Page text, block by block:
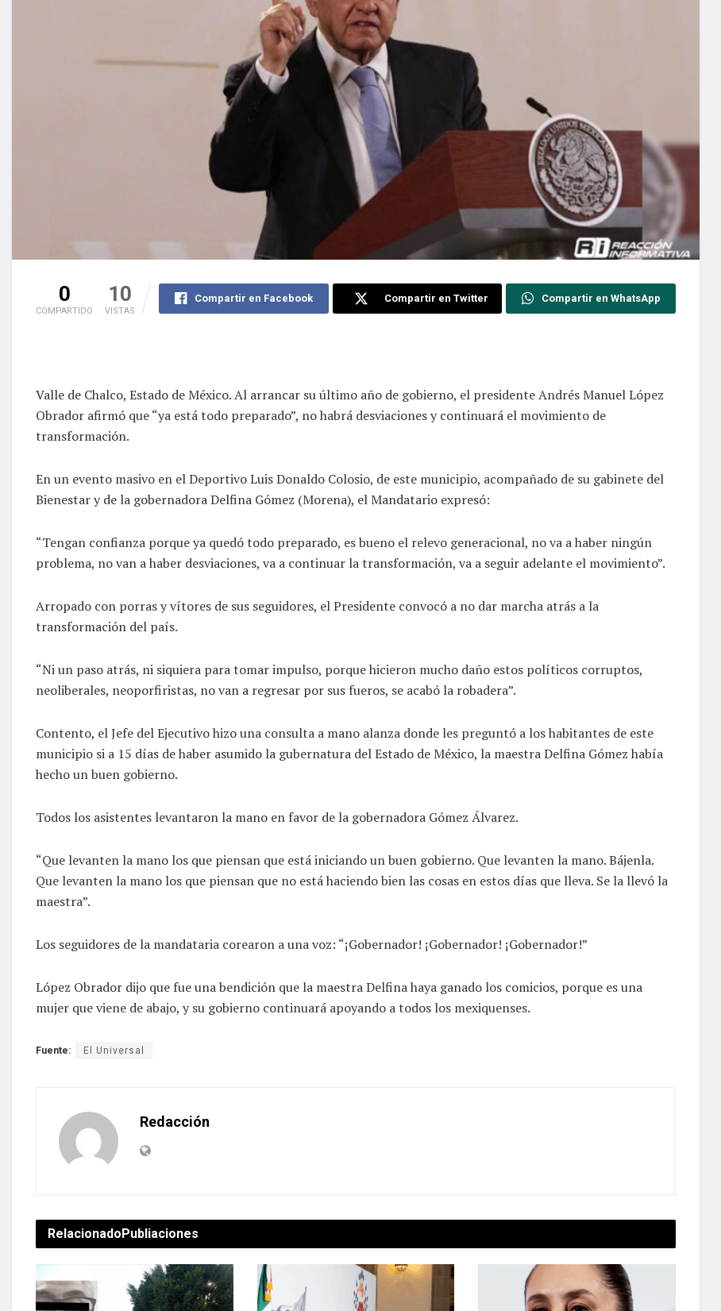
0
COMPARTIDO
10
VISTAS
Compartir en Facebook Compartir en Twitter Compartir en WhatsApp
Valle de Chalco, Estado de México. Al arrancar su último año de gobierno, el presidente Andrés Manuel López
Obrador afirmó que “ya está todo preparado”, no habrá desviaciones y continuará el movimiento de
transformación.
En un evento masivo en el Deportivo Luis Donaldo Colosio, de este municipio, acompañado de su gabinete del
Bienestar y de la gobernadora Delfina Gómez (Morena), el Mandatario expresó:
“Tengan confianza porque ya quedó todo preparado, es bueno el relevo generacional, no va a haber ningún
problema, no van a haber desviaciones, va a continuar la transformación, va a seguir adelante el movimiento”.
Arropado con porras y vítores de sus seguidores, el Presidente convocó a no dar marcha atrás a la
transformación del país.
“Ni un paso atrás, ni siquiera para tomar impulso, porque hicieron mucho daño estos políticos corruptos,
neoliberales, neoporfiristas, no van a regresar por sus fueros, se acabó la robadera”.
Contento, el Jefe del Ejecutivo hizo una consulta a mano alanza donde les preguntó a los habitantes de este
municipio si a 15 días de haber asumido la gubernatura del Estado de México, la maestra Delfina Gómez había
hecho un buen gobierno.
Todos los asistentes levantaron la mano en favor de la gobernadora Gómez Álvarez.
“Que levanten la mano los que piensan que está iniciando un buen gobierno. Que levanten la mano. Bájenla.
Que levanten la mano los que piensan que no está haciendo bien las cosas en estos días que lleva. Se la llevó la
maestra”.
Los seguidores de la mandataria corearon a una voz: “¡Gobernador! ¡Gobernador! ¡Gobernador!”
López Obrador dijo que fue una bendición que la maestra Delfina haya ganado los comicios, porque es una
mujer que viene de abajo, y su gobierno continuará apoyando a todos los mexiquenses.
Fuente: El Universal
Redacción
RelacionadoPubliaciones